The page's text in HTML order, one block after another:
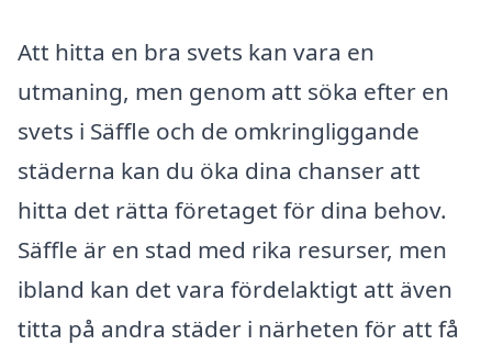
Att hitta en bra svets kan vara en
utmaning, men genom att söka efter en
svets i Säffle och de omkringliggande
städerna kan du öka dina chanser att
hitta det rätta företaget för dina behov.
Säffle är en stad med rika resurser, men
ibland kan det vara fördelaktigt att även
titta på andra städer i närheten för att få